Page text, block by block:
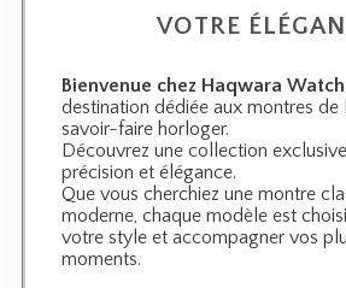
VOTRE
Bienvenue chez Haqwara
destination dédiée aux montres de
savoir-faire horloger.
Découvrez une collection
précision et élégance.
Que vous cherchiez une montre
moderne, chaque modèle est
votre style et accompagner vos
moments.